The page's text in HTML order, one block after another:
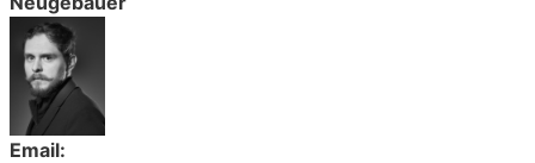
Email: